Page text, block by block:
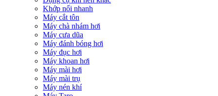
Khớp nối nhanh
Máy cắt tôn
Máy chà nhám hơi
Máy cưa dũa
Máy đánh bóng hơi
Máy đục hơi
Máy khoan hơi
Máy mài hơi
Máy mài trụ
Máy nén khí